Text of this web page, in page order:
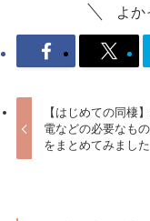
よか
【はじめての同棲
電などの必要なも
をまとめてみました